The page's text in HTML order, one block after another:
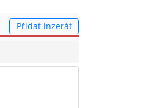
Přidat inzerát